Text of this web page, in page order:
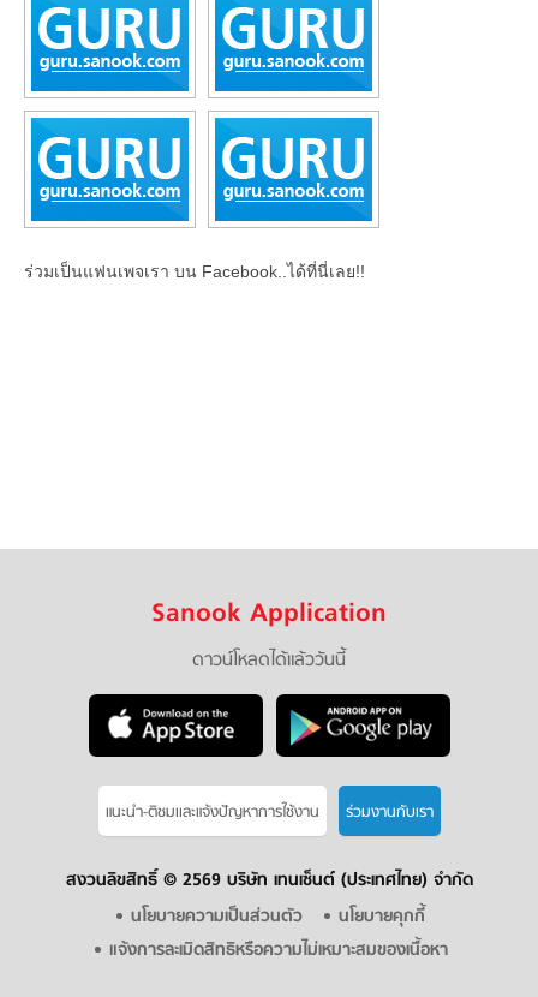
ร่วมเป็นแฟนเพจเรา บน Facebook..ได้ที่นี่เลย!!
Sanook Application
ดาวน์โหลดได้แล้ววันนี้
แนะนำ-ติชมเเละแจ้งปัญหาการใช้งาน ร่วมงานกับเรา
สงวนลิขสิทธิ์ © 2569 บริษัท เทนเซ็นต์ (ประเทศไทย) จำกัด
นโยบายความเป็นส่วนตัว
นโยบายคุกกี้
แจ้งการละเมิดสิทธิหรือความไม่เหมาะสมของเนื้อหา